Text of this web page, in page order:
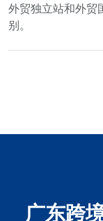
外贸独立站和外贸
别。
广东跨